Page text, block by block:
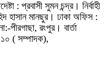
: প্রবাসী সুমন চন্দ্র। নির্বাহী
হাসান মানছুর। ঢাকা অফিস :
রংপুর। বার্তা
( সম্পাদক),